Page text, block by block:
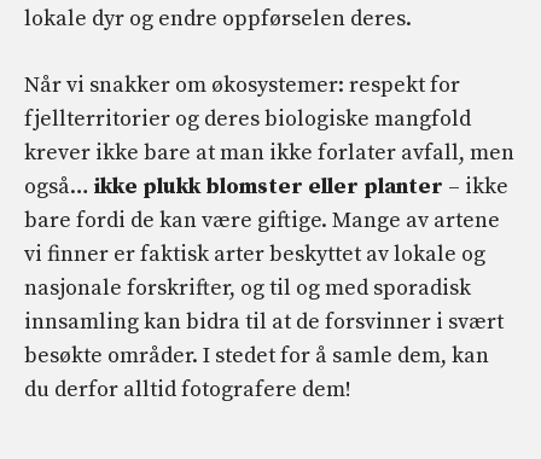
lokale dyr og endre oppførselen deres.
Når vi snakker om økosystemer: respekt for
fjellterritorier og deres biologiske mangfold
krever ikke bare at man ikke forlater avfall, men
også… ikke plukk blomster eller planter – ikke
bare fordi de kan være giftige. Mange av artene
vi finner er faktisk arter beskyttet av lokale og
nasjonale forskrifter, og til og med sporadisk
innsamling kan bidra til at de forsvinner i svært
besøkte områder. I stedet for å samle dem, kan
du derfor alltid fotografere dem!